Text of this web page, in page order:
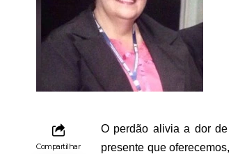
Compartilhar
O perdão alivia a dor
presente que